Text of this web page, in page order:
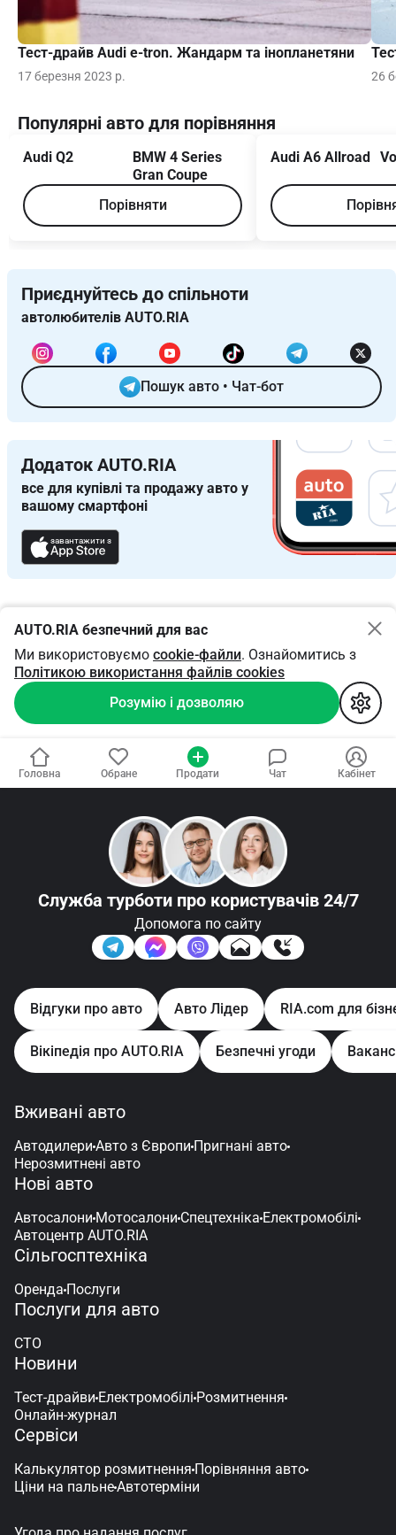
Тест-драйв Audi e-tron. Жандарм та інопланетяни
17 березня 2023 р. 26
Популярні авто для порівняння
Audi Q2
BMW 4 Series
Gran Coupe
Порівняти
Audi A6 Allroad
Приєднуйтесь до спільноти
автолюбителів AUTO.RIA
Пошук авто • Чат-бот
Додаток AUTO.RIA
все для купівлі та продажу авто у
вашому смартфоні
завантажити з
AUTO.RIA безпечний для вас
Ми використовуємо cookie-файли. Ознайомитись з
Політикою використання файлів cookies
Розумію і дозволяю
Головна Обране Продати Чат Кабінет
Служба турботи про користувачів 24/7
Допомога по сайту
Відгуки про авто Авто Лідер RIA.com для
Вікіпедія про AUTO.RIA Безпечні угоди
Вживані авто
Автодилери Авто з Європи Пригнані авто
Нерозмитнені авто
Послуги для авто
СТО
Нові авто
Автосалони Мотосалони Спецтехніка Електромобілі
Автоцентр AUTO.RIA
Новини
Тест-драйви Електромобілі Розмитнення
Онлайн-журнал
Сільгосптехніка
Оренда Послуги
Сервіси
Калькулятор розмитнення Порівняння авто
Ціни на пальнеАвтотерміни